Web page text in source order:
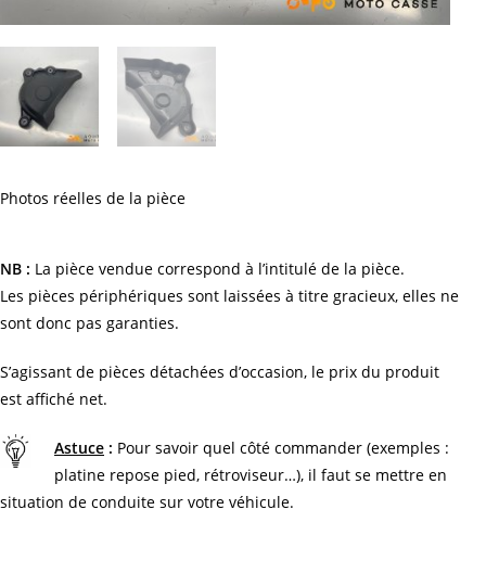
Photos réelles de la pièce
NB : La pièce vendue correspond à l’intitulé de la pièce.
Les pièces périphériques sont laissées à titre gracieux, elles ne
sont donc pas garanties.
S’agissant de pièces détachées d’occasion, le prix du produit
est affiché net.
Astuce : Pour savoir quel côté commander (exemples :
platine repose pied, rétroviseur…), il faut se mettre en
situation de conduite sur votre véhicule.